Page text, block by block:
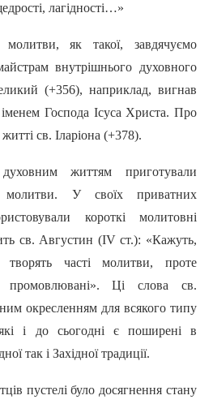
лагідності…»
як такої, завдячуємо
внутрішнього духовного
(+356), наприклад, вигнав
Господа Icyca Христа. Про
св. Іларіона (+378).
життям приготували
молитви. У своїх приватних
короткі молитовні
св. Августин (IV ст.): «Кажуть,
чacтi молитви, проте
промовлювані». Ці слова св.
окресленням для всякого типу
i до сьогодні є поширені в
так i Західної традиції.
пустелі було досягнення стану